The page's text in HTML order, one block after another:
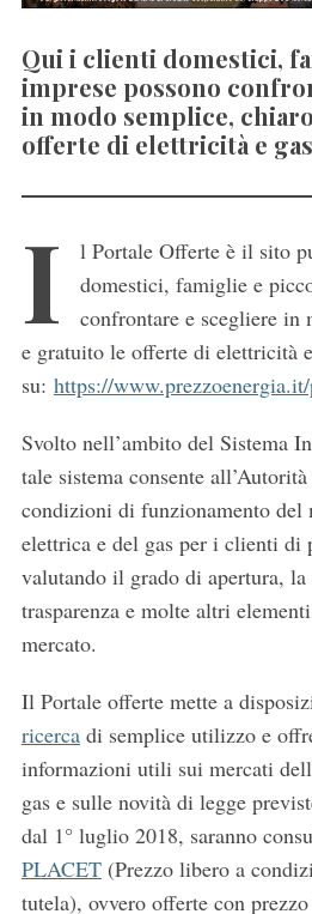
Qui i clienti domestici,
imprese possono
in modo semplice,
offerte di elettricità e
I
l Portale Offerte è il sito
domestici, famiglie e
confrontare e scegliere in
e gratuito le offerte di elettricità
su: https://
Svolto nell’ambito del Sistema
tale sistema consente
condizioni di funzionamento del
elettrica e del gas per i clienti di
valutando il grado di apertura,
trasparenza e molte altri
mercato.
Il Portale offerte mette a
ricercadi semplice utilizzo e
informazioni utili sui mercati
gas e sulle novità di legge
dal 1° luglio 2018, saranno
PLACET(Prezzo libero a
tutela), ovvero offerte con